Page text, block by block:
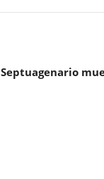
Septuagenario